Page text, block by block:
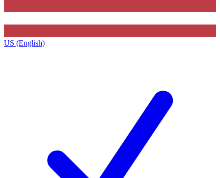
US (English)